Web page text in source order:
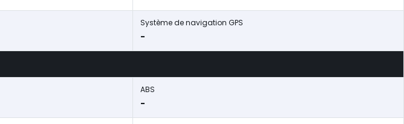
Système de navigation GPS
-
ABS
-